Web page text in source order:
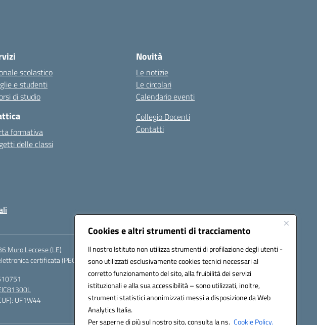
Cookies e altri strumenti di tracciamento
Il nostro Istituto non utilizza strumenti di profilazione degli utenti -
sono utilizzati esclusivamente cookies tecnici necessari al
corretto funzionamento del sito, alla fruibilità dei servizi
istituzionali e alla sua accessibilità – sono utilizzati, inoltre,
strumenti statistici anonimizzati messi a disposizione da Web
Analytics Italia.
Per saperne di più sul nostro sito, consulta la ns. Cookie Policy.
scolastico
e studenti
di studio
formativa
delle classi
Novità
Le notizie
Le circolari
Calendario eventi
Collegio Docenti
Contatti
Muro Leccese (LE)
certificata (PEC):
leic81300l@pec.istruzione.it
UF1W44